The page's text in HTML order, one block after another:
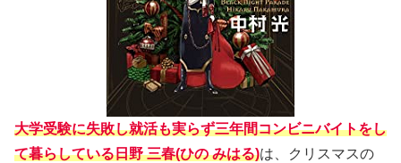
大学受験に失敗し就活も実らず三年間コンビニバイトをし
て暮らしている日野 三春(ひの みはる)は、クリスマスの